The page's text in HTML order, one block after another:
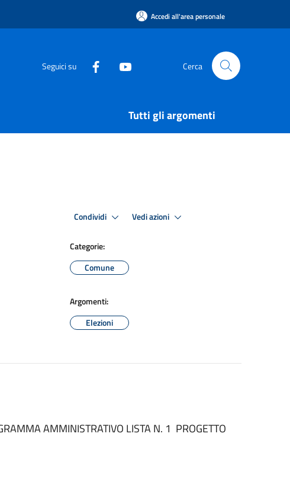
Accedi all'area personale
Seguici su Cerca
Tutti gli argomenti
Condividi Vedi azioni
Categorie:
Comune
Argomenti:
Elezioni
AMMINISTRATIVO LISTA N. 1 PROGETTO